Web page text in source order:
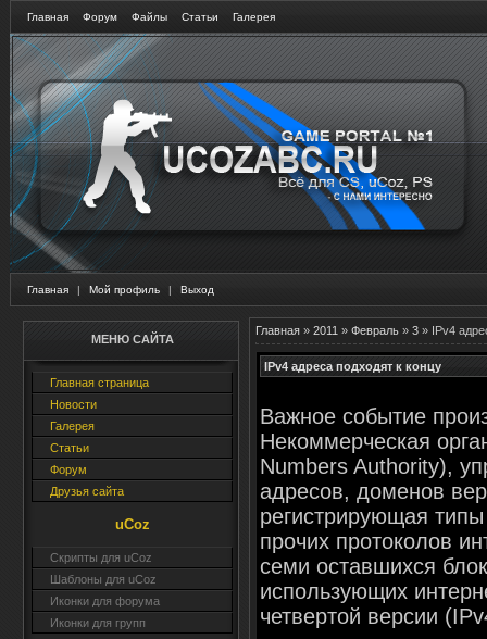
Главная Форум Файлы Статьи Галерея
Главная | Мой профиль | Выход
МЕНЮ САЙТА
Главная страница
Новости
Галерея
Статьи
Форум
Друзья сайта
uCoz
Скрипты для uCoz
Шаблоны для uCoz
Иконки для форума
Иконки для групп
Главная » 2011 » Февраль » 3 » IPv4
IPv4 адреса подходят к концу
Важное событие
Некоммерческая
Numbers Authority),
адресов, доменов
регистрирующая
прочих протоколов
семи оставшихся
использующих
четвертой версии